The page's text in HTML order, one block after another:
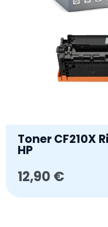
Toner CF210X
HP
12,90 €